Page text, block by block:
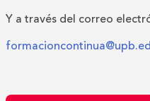
Y a través del correo